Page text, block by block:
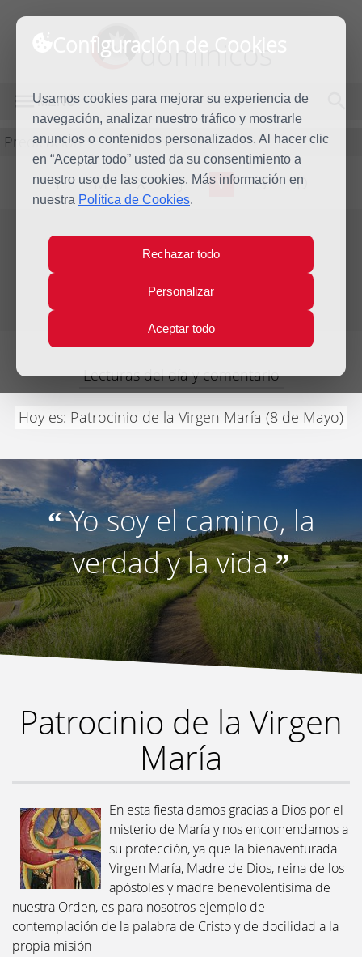
Configuración de Cookies
Usamos cookies para mejorar su experiencia de
navegación, analizar nuestro tráfico y mostrarle
anuncios o contenidos personalizados. Al hacer clic
en “Aceptar todo” usted da su consentimiento a
nuestro uso de las cookies. Más información en
nuestra Política de Cookies.
Rechazar todo
Personalizar
Aceptar todo
dominicos
MENÚ
Predicación
L M X J V S D
Evangelio del día
Lecturas del día y comentario
Hoy es: Patrocinio de la Virgen María (8 de Mayo)
“Yo soy el camino, la
verdad y la vida”
Patrocinio de la Virgen
María
En esta fiesta damos gracias a Dios por el
misterio de María y nos encomendamos a
su protección, ya que la bienaventurada
Virgen María, Madre de Dios, reina de los
apóstoles y madre benevolentísima de
nuestra Orden, es para nosotros ejemplo de
contemplación de la palabra de Cristo y de docilidad a la
propia misión